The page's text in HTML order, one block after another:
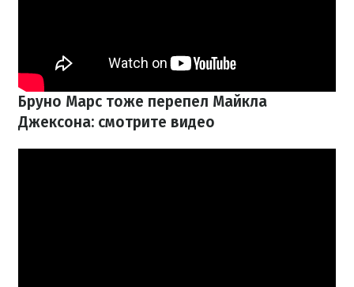
Бруно Марс тоже перепел Майкла
Джексона: смотрите видео